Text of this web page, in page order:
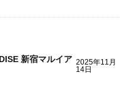
新宿マルイア 2025年11月
14日